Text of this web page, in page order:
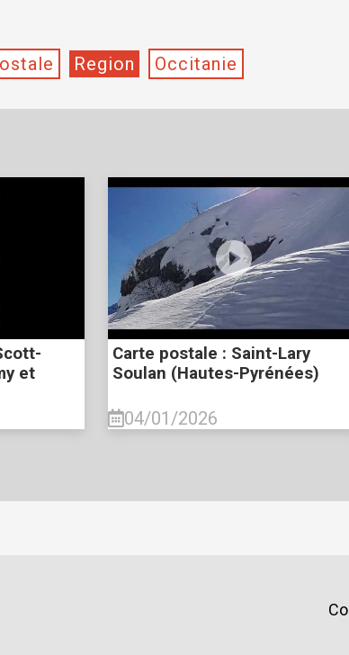
Region Occitanie
et
Carte postale : Saint-Lary
Soulan (Hautes-Pyrénées)
04/01/2026